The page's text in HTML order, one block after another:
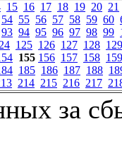
15 16 17 18 19 20 21
54 55 56 57 58 59 60
93 94 95 96 97 98 99
125 126 127 128 129
155 156 157 158 159
185 186 187 188
214 215 216 217
за